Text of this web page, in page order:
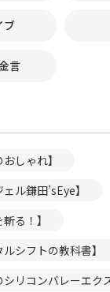
ブ
言
しゃれ】
ル鎌田’sEye】
る！】
シフトの教科書】
リコンバレーエク